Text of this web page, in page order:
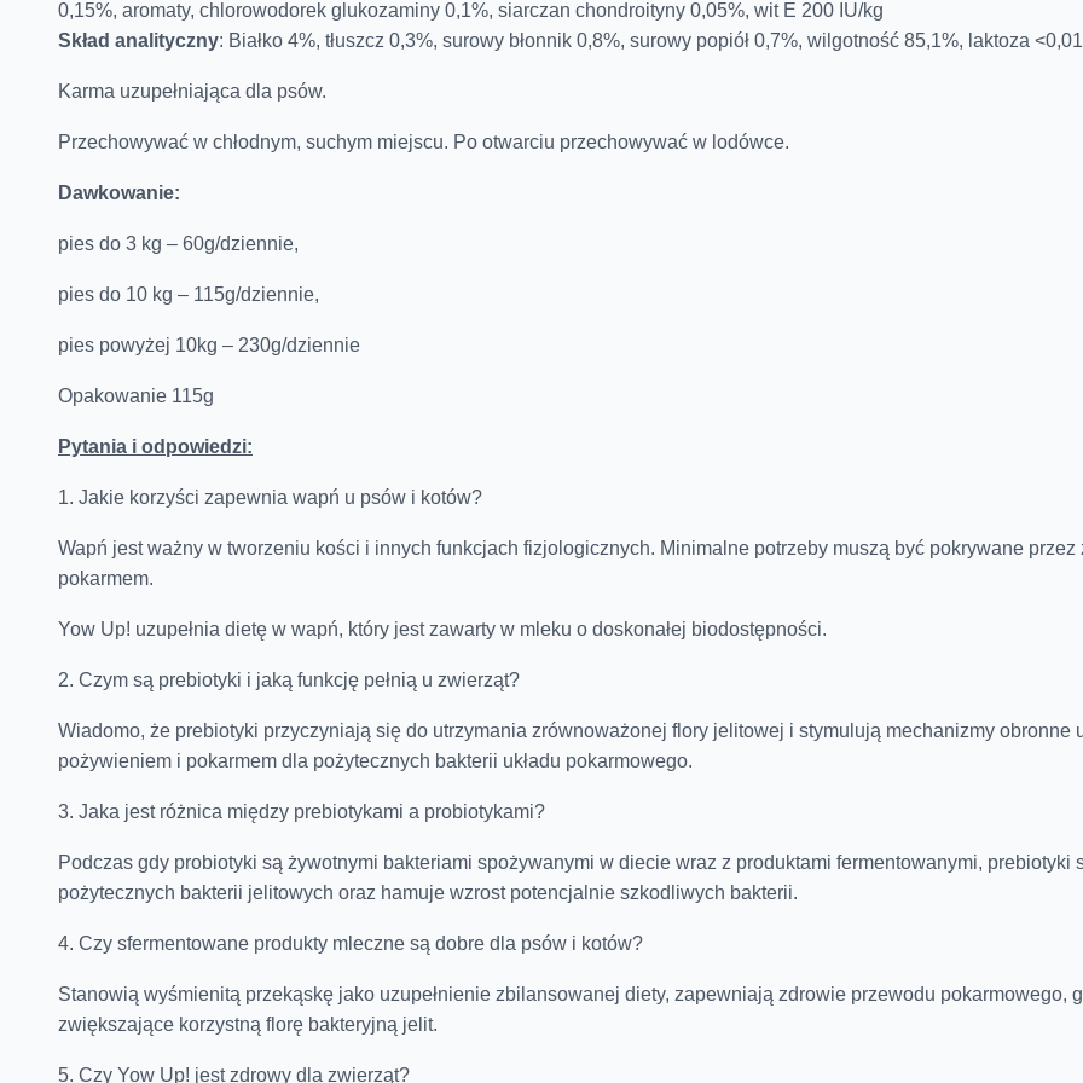
0,15%, aromaty, chlorowodorek glukozaminy 0,1%, siarczan chondroityny 0,05%, wit E 200 IU/kg
Skład analityczny: Białko 4%, tłuszcz 0,3%, surowy błonnik 0,8%, surowy popiół 0,7%, wilgotność 85,1%, laktoza
Karma uzupełniająca dla psów.
Przechowywać w chłodnym, suchym miejscu. Po otwarciu przechowywać w lodówce.
Dawkowanie:
pies do 3 kg – 60g/dziennie,
pies do 10 kg – 115g/dziennie,
pies powyżej 10kg – 230g/dziennie
Opakowanie 115g
Pytania i odpowiedzi:
1. Jakie korzyści zapewnia wapń u psów i kotów?
Wapń jest ważny w tworzeniu kości i innych funkcjach fizjologicznych. Minimalne potrzeby muszą być pokrywane
pokarmem.
Yow Up! uzupełnia dietę w wapń, który jest zawarty w mleku o doskonałej biodostępności.
2. Czym są prebiotyki i jaką funkcję pełnią u zwierząt?
Wiadomo, że prebiotyki przyczyniają się do utrzymania zrównoważonej flory jelitowej i stymulują mechanizmy obronne
pożywieniem i pokarmem dla pożytecznych bakterii układu pokarmowego.
3. Jaka jest różnica między prebiotykami a probiotykami?
Podczas gdy probiotyki są żywotnymi bakteriami spożywanymi w diecie wraz z produktami fermentowanymi, prebiotyki
pożytecznych bakterii jelitowych oraz hamuje wzrost potencjalnie szkodliwych bakterii.
4. Czy sfermentowane produkty mleczne są dobre dla psów i kotów?
Stanowią wyśmienitą przekąskę jako uzupełnienie zbilansowanej diety, zapewniają zdrowie przewodu pokarmowego,
zwiększające korzystną florę bakteryjną jelit.
5. Czy Yow Up! jest zdrowy dla zwierząt?